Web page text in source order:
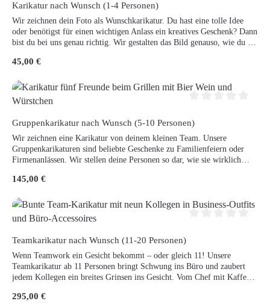
Karikatur nach Wunsch (1-4 Personen)
Wir zeichnen dein Foto als Wunschkarikatur. Du hast eine tolle Idee
oder benötigst für einen wichtigen Anlass ein kreatives Geschenk? Dann
bist du bei uns genau richtig. Wir gestalten das Bild genauso, wie du es
Regulärer Preis:
45,00 €
Gruppenkarikatur nach Wunsch (5-10 Personen)
Wir zeichnen eine Karikatur von deinem kleinen Team. Unsere
Gruppenkarikaturen sind beliebte Geschenke zu Familienfeiern oder
Firmenanlässen. Wir stellen deine Personen so dar, wie sie wirklich
Regulärer Preis:
145,00 €
Teamkarikatur nach Wunsch (11-20 Personen)
Wenn Teamwork ein Gesicht bekommt – oder gleich 11! Unsere
Teamkarikatur ab 11 Personen bringt Schwung ins Büro und zaubert
jedem Kollegen ein breites Grinsen ins Gesicht. Vom Chef mit Kaffee-
Augenzwinkern verewigt. Perfekt als Geschenk, Abschied oder einfach,
Regulärer Preis:
295,00 €